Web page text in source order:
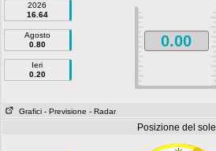
2026
16.64
Agosto
0.80
Ieri
0.20
0.00
Grafici - Previsione - Radar
Posizione del sole